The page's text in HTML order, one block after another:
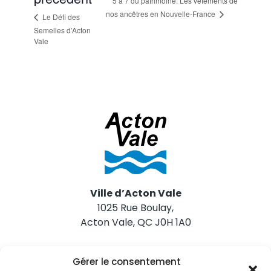
Gérer le consentement
Le Défi des
Semelles d’Acton
Vale
nos ancêtres en Nouvelle-France
Ville d’Acton Vale
1025 Rue Boulay,
Acton Vale, QC J0H 1A0
Nous joindre